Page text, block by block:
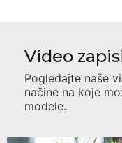
Video
Pogledajte naše
načine na koje
modele.